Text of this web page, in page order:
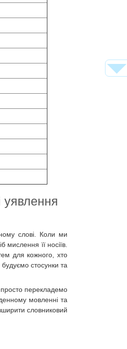
уявлення
слові. Коли ми
її носіїв.
для кожного, хто
стосунки та
просто перекладемо
мовленні та
словниковий